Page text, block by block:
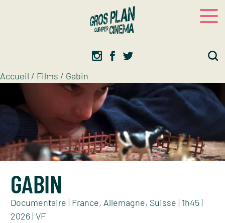
Accueil / Films / Gabin
GABIN
Documentaire | France, Allemagne, Suisse | 1h45 |
2026 | VF